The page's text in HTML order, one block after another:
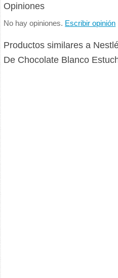
Opiniones
No hay opiniones. Escribir opinión
Productos similares a
De Chocolate Blanco